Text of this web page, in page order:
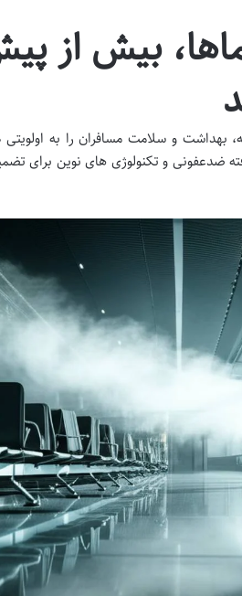
بیش از
و سلامت مسافران را به
ضدعفونی و تکنولوژی های نوین برای